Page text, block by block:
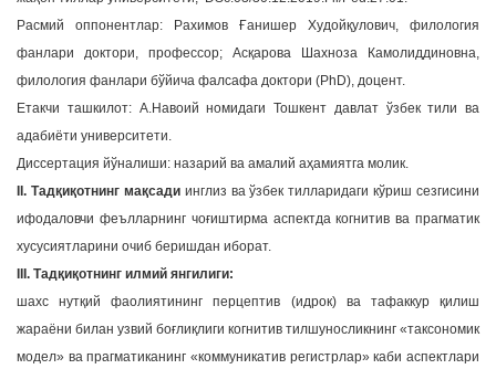
Расмий оппонентлар: Рахимов Ғанишер Худойқулович, филология
фанлари доктори, профессор; Асқарова Шахноза Камолиддиновна,
филология фанлари бўйича фалсафа доктори (PhD), доцент.
Етакчи ташкилот: А.Навоий номидаги Тошкент давлат ўзбек тили ва
адабиёти университети.
Диссертация йўналиши: назарий ва амалий аҳамиятга молик.
II. Тадқиқотнинг мақсадиинглиз ва ўзбек тилларидаги кўриш сезгисини
ифодаловчи феълларнинг чоғиштирма аспектда когнитив ва прагматик
хусусиятларини очиб беришдан иборат.
III. Тадқиқотнинг илмий янгилиги:
шахс нутқий фаолиятининг перцептив (идрок) ва тафаккур қилиш
жараёни билан узвий боғлиқлиги когнитив тилшуносликнинг «таксономик
модел» ва прагматиканинг «коммуникатив регистрлар» каби аспектлари